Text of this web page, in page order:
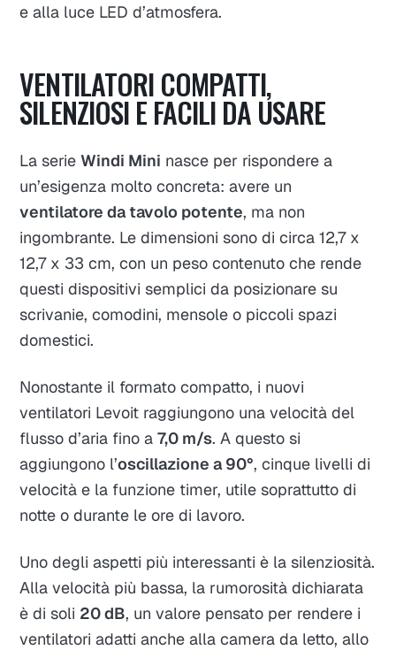
e alla luce LED d’atmosfera.
VENTILATORI COMPATTI,
SILENZIOSI E FACILI DA USARE
La serieWindi Mini nasce per rispondere a
un’esigenza molto concreta: avere un
ventilatore da tavolo potente, ma non
ingombrante. Le dimensioni sono di circa 12,7 x
12,7 x 33 cm, con un peso contenuto che rende
questi dispositivi semplici da posizionare su
scrivanie, comodini, mensole o piccoli spazi
domestici.
Nonostante il formato compatto, i nuovi
ventilatori Levoit raggiungono una velocità del
flusso d’aria fino a7,0 m/s. A questo si
aggiungono l’oscillazione a 90°, cinque livelli di
velocità e la funzione timer, utile soprattutto di
notte o durante le ore di lavoro.
Uno degli aspetti più interessanti è la silenziosità.
Alla velocità più bassa, la rumorosità dichiarata
è di soli 20 dB, un valore pensato per rendere i
ventilatori adatti anche alla camera da letto, allo